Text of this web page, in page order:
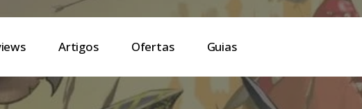
Artigos Ofertas Guias